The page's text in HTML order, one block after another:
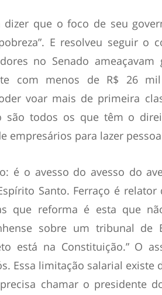
dizer que o foco de seu
E resolveu seguir o
no Senado ameaçavam
com menos de R$ 26
voar mais de primeira
são todos os que têm o
empresários para lazer
é o avesso do avesso do
Santo. Ferraço é
que reforma é esta que
sobre um tribunal de
está na Constituição.” O
Essa limitação salarial existe
chamar o presidente